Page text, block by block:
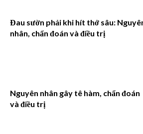
Đau sườn phải khi hít thở sâu:
nhân, chẩn đoán và điều trị
Nguyên nhân gây tê hàm, chẩn đoán
và điều trị